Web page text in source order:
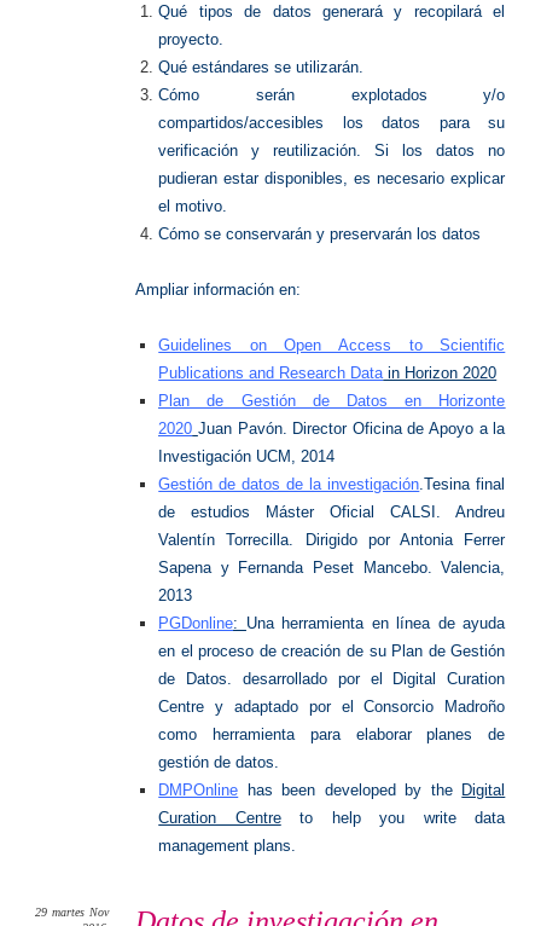
Qué tipos de datos generará y recopilará el
proyecto.
Qué estándares se utilizarán.
Cómo serán explotados y/o
compartidos/accesibles los datos para su
verificación y reutilización. Si los datos no
pudieran estar disponibles, es necesario explicar
el motivo.
Cómo se conservarán y preservarán los datos
Ampliar información en:
Guidelines on Open Access to Scientific
Publications and Research Data in Horizon 2020
Plan de Gestión de Datos en Horizonte
2020 Juan Pavón. Director Oficina de Apoyo a la
Investigación UCM, 2014
Gestión de datos de la investigación .Tesina final
de estudios Máster Oficial CALSI. Andreu
Valentín Torrecilla. Dirigido por Antonia Ferrer
Sapena y Fernanda Peset Mancebo. Valencia,
2013
PGDonline: Una herramienta en línea de ayuda
en el proceso de creación de su Plan de Gestión
de Datos. desarrollado por el Digital Curation
Centre y adaptado por el Consorcio Madroño
como herramienta para elaborar planes de
gestión de datos.
DMPOnline has been developed by the Digital
Curation Centreto help you write data
management plans.
29 martes Nov